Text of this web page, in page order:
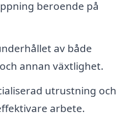
beroende på
av både
annan växtlighet.
utrustning och
arbete.